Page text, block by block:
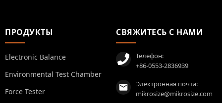
ПРОДУКТЫ
Electronic Balance
Environmental Test Chamber
Force Tester
СВЯЖИТЕСЬ С НАМИ
Телефон:
+86-0553-2836939
Электронная почта:
mikrosize@mikrosize.com